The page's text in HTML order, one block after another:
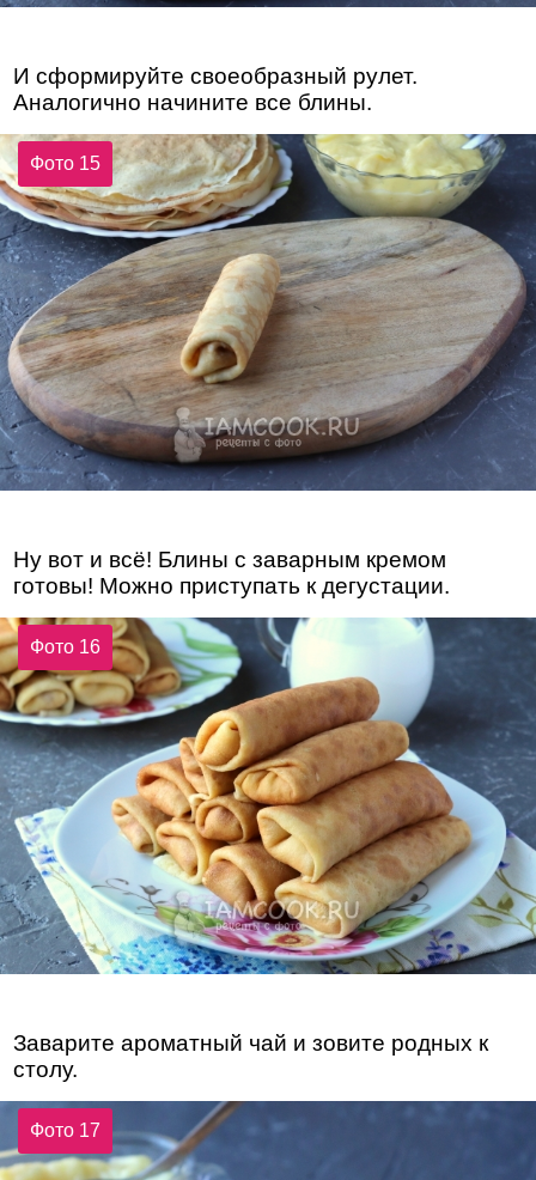
И сформируйте своеобразный рулет.
Аналогично начините все блины.
Фото 15
Ну вот и всё! Блины с заварным кремом
готовы! Можно приступать к дегустации.
Фото 16
Заварите ароматный чай и зовите родных к
столу.
Фото 17